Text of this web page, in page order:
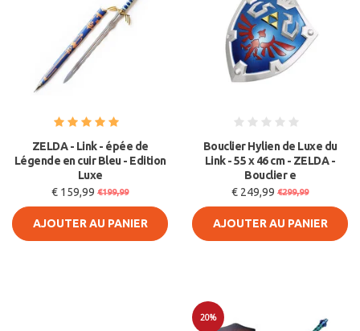
ZELDA - Link - épée de
Légende en cuir Bleu - Edition
Luxe
€ 159,99 €199,99
AJOUTER AU PANIER
Bouclier Hylien de Luxe du
Link - 55 x 46 cm - ZELDA -
Bouclier e
€ 249,99 €299,99
AJOUTER AU PANIER
20%